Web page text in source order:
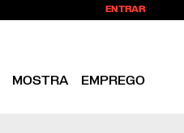
ENTRAR
MOSTRA EMPREGO